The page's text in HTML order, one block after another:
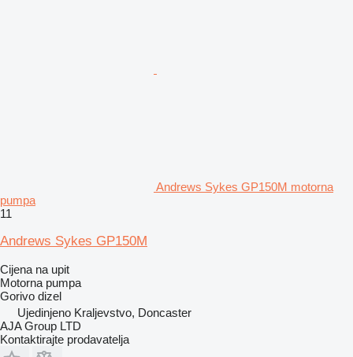
Andrews Sykes GP150M motorna
pumpa
11
Andrews Sykes GP150M
Cijena na upit
Motorna pumpa
Gorivo dizel
Ujedinjeno Kraljevstvo, Doncaster
AJA Group LTD
Kontaktirajte prodavatelja